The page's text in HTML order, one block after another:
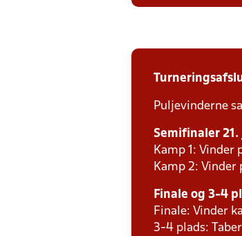
Puljevinderne
Semifinaler
Kamp 1: Vinder
Kamp 2: Vinder
Finale og 3-4
Finale: Vinder
3-4 plads: